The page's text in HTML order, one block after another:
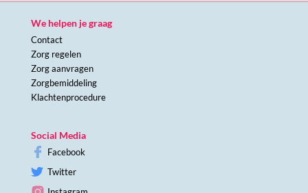
We helpen je graag
Contact
Zorg regelen
Zorg aanvragen
Zorgbemiddeling
Klachtenprocedure
Social Media
Facebook
Twitter